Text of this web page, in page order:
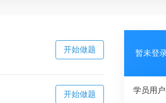
开始做题
开始做题
暂未登
学员用